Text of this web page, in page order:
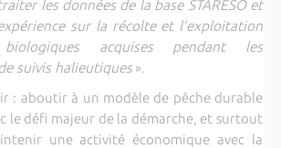
les données de la base STARESO et
sur la récolte et l’exploitation
acquises pendant les
suivis halieutiques».
: aboutir à un modèle de pêche durable
le défi majeur de la démarche, et surtout
une activité économique avec la